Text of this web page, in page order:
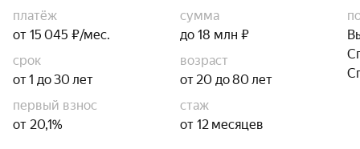
платёж
от 15 045 ₽/мес.
сумма
до 18 млн ₽
срок
от 1 до 30 лет
возраст
от 20 до 80 лет
первый взнос
от 20,1%
стаж
от 12 месяцев